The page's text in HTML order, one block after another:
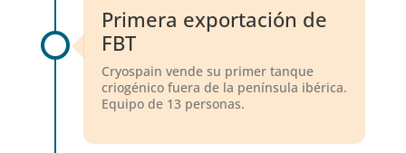
Primera exportación de
FBT
Cryospain vende su primer tanque
criogénico fuera de la península ibérica.
Equipo de 13 personas.